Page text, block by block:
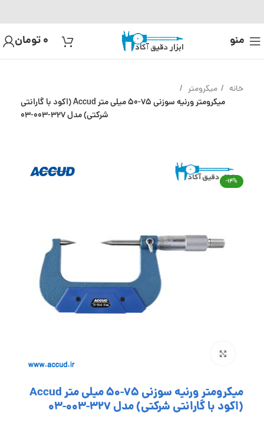
منو 0تومان
خانه میکرومتر
میکرومتر ورنیه سوزنی 75-50 میلی متر Accud (اکود با گارانتی
شرکتی) مدل 327-003-03
-14%
میکرومتر ورنیه سوزنی 75-50 میلی متر Accud
(اکود با گارانتی شرکتی) مدل 327-003-03